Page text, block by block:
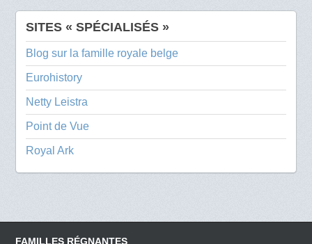
SITES « SPÉCIALISÉS »
Blog sur la famille royale belge
Eurohistory
Netty Leistra
Point de Vue
Royal Ark
FAMILLES RÉGNANTES